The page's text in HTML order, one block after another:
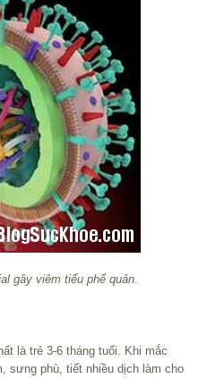
gây viêm tiểu phế quản.
là trẻ 3-6 tháng tuổi. Khi mắc
sưng phù, tiết nhiều dịch làm cho